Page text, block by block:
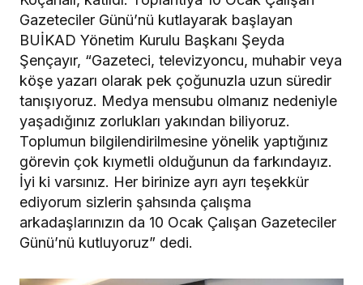
Gazeteciler Günü’nü kutlayarak başlayan
BUİKAD Yönetim Kurulu Başkanı Şeyda
Şençayır, “Gazeteci, televizyoncu, muhabir veya
köşe yazarı olarak pek çoğunuzla uzun süredir
tanışıyoruz. Medya mensubu olmanız nedeniyle
yaşadığınız zorlukları yakından biliyoruz.
Toplumun bilgilendirilmesine yönelik yaptığınız
görevin çok kıymetli olduğunun da farkındayız.
İyi ki varsınız. Her birinize ayrı ayrı teşekkür
ediyorum sizlerin şahsında çalışma
arkadaşlarınızın da 10 Ocak Çalışan Gazeteciler
Günü’nü kutluyoruz” dedi.